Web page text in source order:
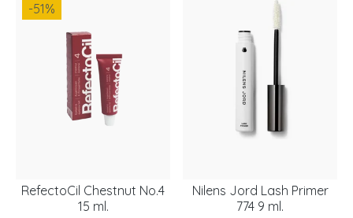
-51%
RefectoCil Chestnut No.4
15 ml.
Nilens Jord Lash Primer
774 9 ml.